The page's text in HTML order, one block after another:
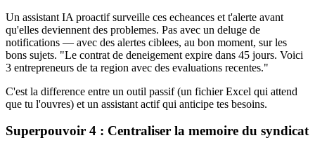
Un assistant IA proactif surveille ces echeances et t'alerte avant
qu'elles deviennent des problemes. Pas avec un deluge de
notifications — avec des alertes ciblees, au bon moment, sur les
bons sujets. "Le contrat de deneigement expire dans 45 jours. Voici
3 entrepreneurs de ta region avec des evaluations recentes."
C'est la difference entre un outil passif (un fichier Excel qui attend
que tu l'ouvres) et un assistant actif qui anticipe tes besoins.
Superpouvoir 4 : Centraliser la memoire du syndicat